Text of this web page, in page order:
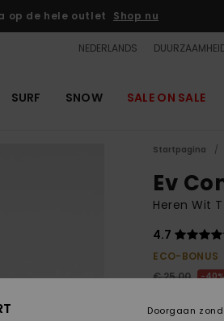
op de hele outlet Shop nu
NEDERLANDS
SURF SNOW SALE ON SALE
Startpagina
Ev
Heren Wit
4.7
ECO-BONUS
€ 25,00
Doorgaan